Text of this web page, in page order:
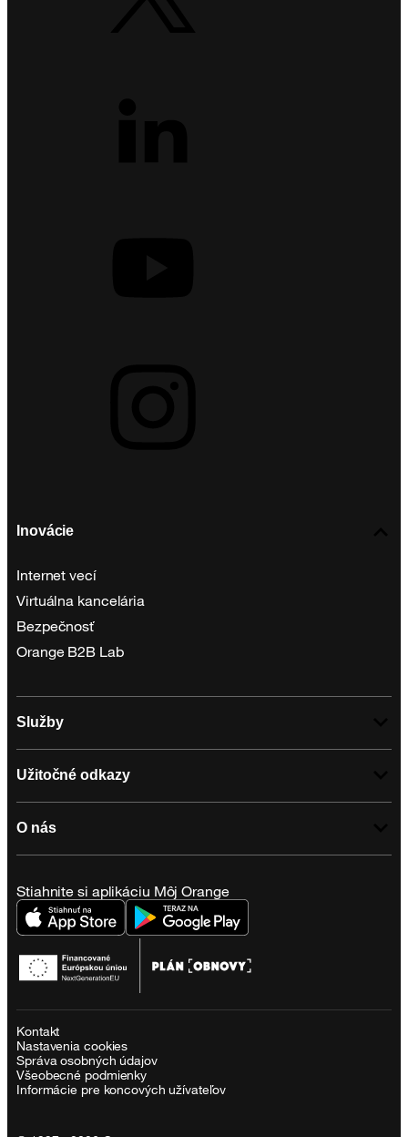
Inovácie
Internet vecí
Virtuálna kancelária
Bezpečnosť
Orange B2B Lab
Služby
Užitočné odkazy
O nás
Stiahnite si aplikáciu Môj Orange
Kontakt
Nastavenia cookies
Správa osobných údajov
Všeobecné podmienky
Informácie pre koncových užívateľov